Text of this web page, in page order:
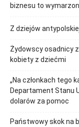
biznesu to
Z dziejów
Żydowscy osadnicy
kobiety z dziećmi
„Na członkach tego
Departament Stanu
dolarów za pomoc
Państwowy skok na